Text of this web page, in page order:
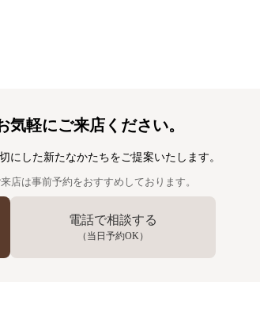
気軽にご来店ください。
にした新たなかたちを ご提案いたします。
来店は事前予約をおすすめしております。
電話で相談する
（当日予約OK）